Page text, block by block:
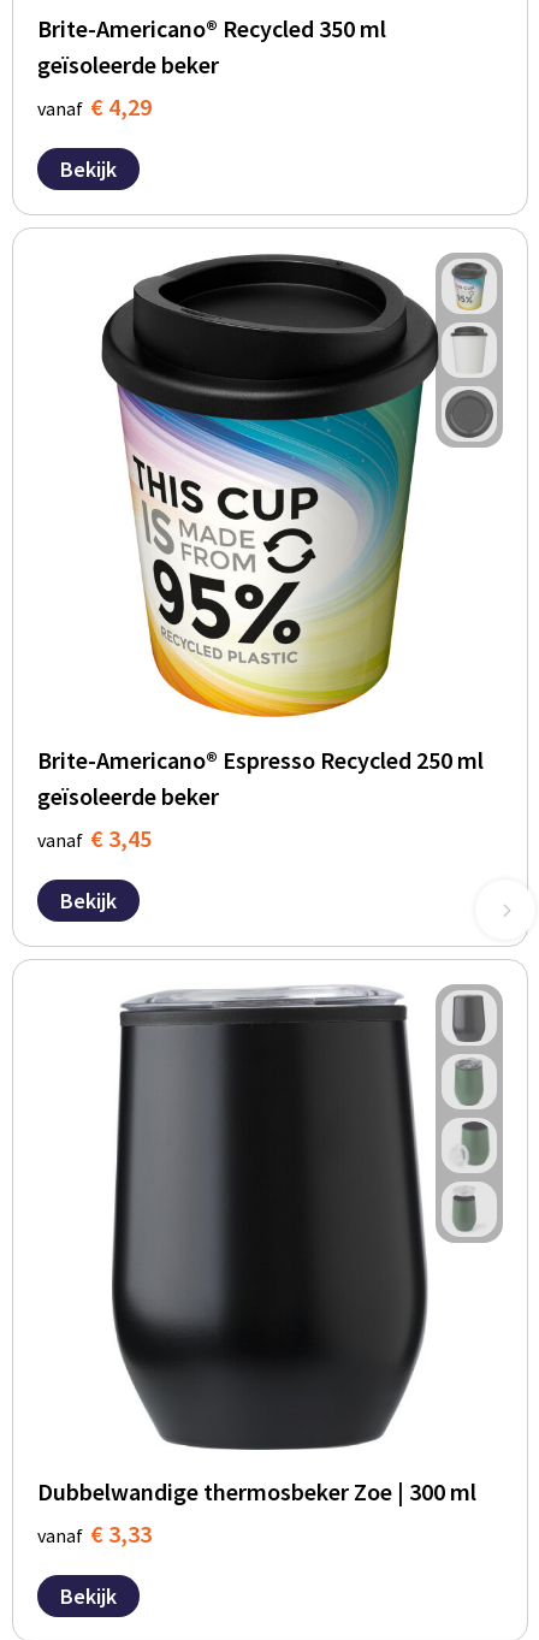
Brite-Americano® Recycled 350 ml
geïsoleerde beker
vanaf € 4,29
Bekijk
Brite-Americano® Espresso Recycled 250 ml
geïsoleerde beker
vanaf € 3,45
Bekijk
Dubbelwandige thermosbeker Zoe | 300 ml
vanaf € 3,33
Bekijk